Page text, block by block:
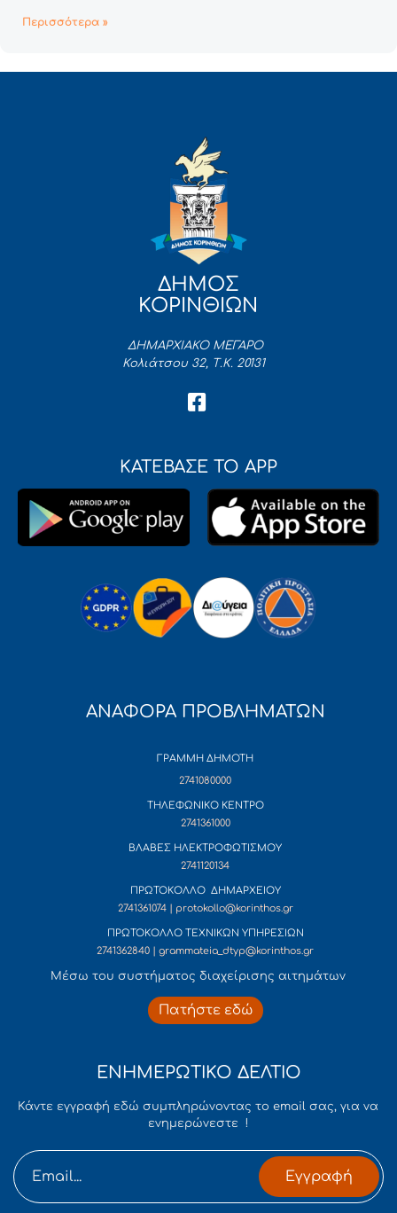
Περισσότερα »
ΔΗΜΟΣ
ΚΟΡΙΝΘΙΩΝ
ΔΗΜΑΡΧΙΑΚΟ ΜΕΓΑΡΟ
Κολιάτσου 32, Τ.Κ. 20131
ΚΑΤΕΒΑΣΕ ΤΟ APP
ΑΝΑΦΟΡΑ ΠΡΟΒΛΗΜΑΤΩΝ
ΓΡΑΜΜΗ ΔΗΜΟΤΗ
2741080000
ΤΗΛΕΦΩΝΙΚΟ ΚΕΝΤΡΟ
2741361000
ΒΛΑΒΕΣ ΗΛΕΚΤΡΟΦΩΤΙΣΜΟΥ
2741120134
ΠΡΩΤΟΚΟΛΛΟ ΔΗΜΑΡΧΕΙΟΥ
2741361074 | protokollo@korinthos.gr
ΠΡΩΤΟΚΟΛΛΟ ΤΕΧΝΙΚΩΝ ΥΠΗΡΕΣΙΩΝ
2741362840 | grammateia_dtyp@korinthos.gr
Mέσω του συστήματος διαχείρισης αιτημάτων
Πατήστε εδώ
ΕΝΗΜΕΡΩΤΙΚΟ ΔΕΛΤΙΟ
Κάντε εγγραφή εδώ συμπληρώνοντας το email σας, για να
ενημερώνεστε !
Εγγραφή